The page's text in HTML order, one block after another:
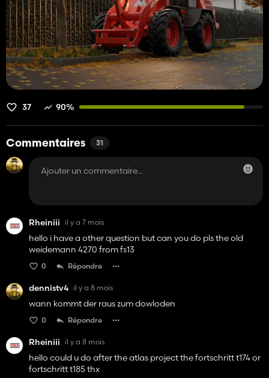
37 90%
Commentaires 31
Rheiniii il y a 7 mois
hello i have a other question but can you do pls the old
weidemann 4270 from fs13
0 Répondre
dennistv4 il y a 8 mois
wann kommt der raus zum dowloden
0 Répondre
Rheiniii il y a 8 mois
hello could u do after the atlas project the fortschritt t174 or
fortschritt t185 thx